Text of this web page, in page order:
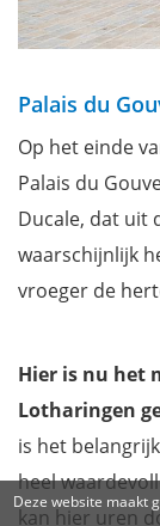
Palais du
Op het einde
Palais du
Ducale, dat uit
waarschijnlijk
vroeger de
Hier is nu het
Lotharingen
is het
heel
kan hier uren
Deze website maakt